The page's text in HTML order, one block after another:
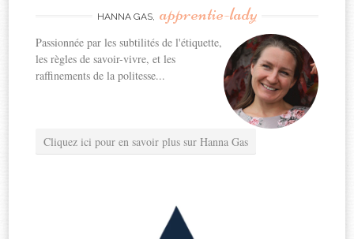
HANNA GAS, apprentie-lady
Passionnée par les subtilités de l'étiquette,
les règles de savoir-vivre, et les
raffinements de la politesse...
Cliquez ici pour en savoir plus sur Hanna Gas